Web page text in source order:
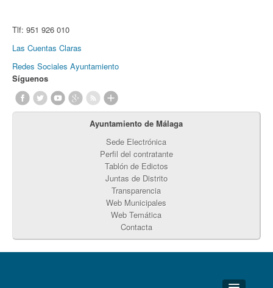
Tlf: 951 926 010
Las Cuentas Claras
Redes Sociales Ayuntamiento
Síguenos
Ayuntamiento de Málaga
Sede Electrónica
Perfil del contratante
Tablón de Edictos
Juntas de Distrito
Transparencia
Web Municipales
Web Temática
Contacta